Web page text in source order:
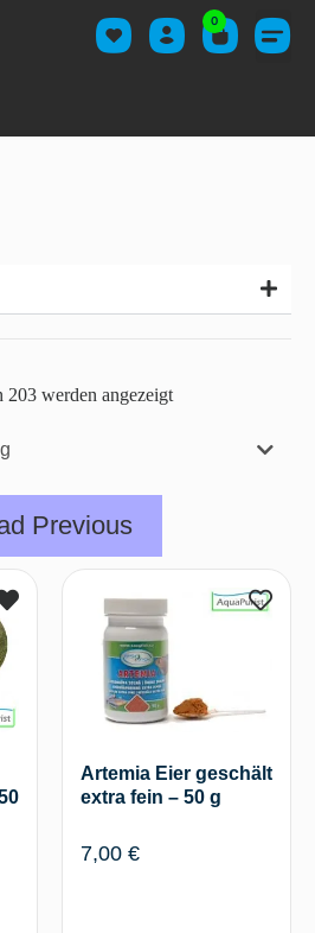
0
203 werden angezeigt
Previous
Artemia Eier geschält
extra fein – 50 g
7,00 €